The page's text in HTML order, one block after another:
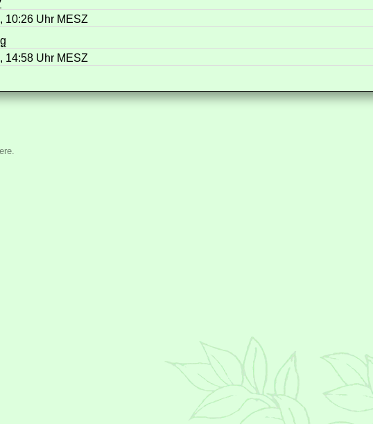
10:26 Uhr MESZ
14:58 Uhr MESZ